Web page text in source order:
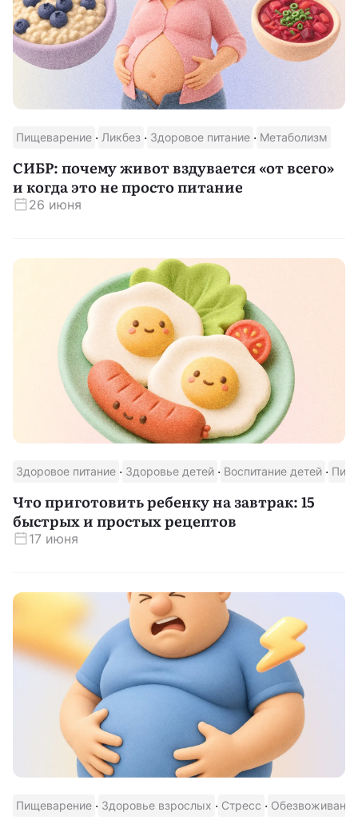
Пищеварение · Ликбез · Здоровое питание · Метаболизм
СИБР: почему живот вздувается «от всего»
и когда это не просто питание
26 июня
Здоровое питание · Здоровье детей · Воспитание детей ·
Что приготовить ребенку на завтрак: 15
быстрых и простых рецептов
17 июня
Пищеварение · Здоровье взрослых · Стресс · Обезвоживание